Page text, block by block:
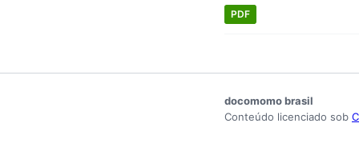
PDF
docomomo brasil
Conteúdo licenciado sob